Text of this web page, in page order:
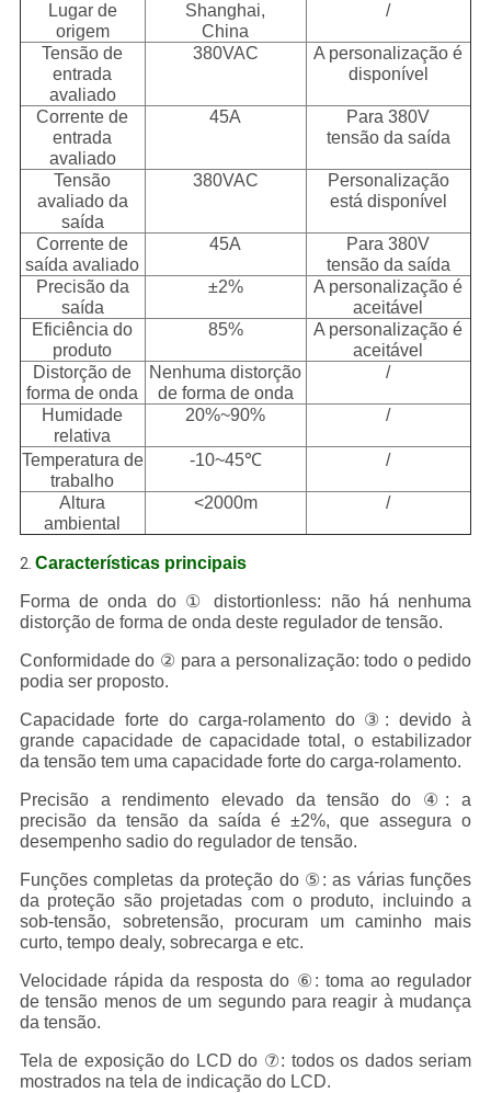
Lugar de
origem
Shanghai,
China
/
Tensão de
entrada
avaliado
380VAC
A personalização é
disponível
Corrente de
entrada
avaliado
45A
Para 380V
tensão da saída
Tensão
avaliado da
saída
380VAC
Personalização
está disponível
Corrente de
saída avaliado
45A
Para 380V
tensão da saída
Precisão da
saída
±2%
A personalização é
aceitável
Eficiência do
produto
85%
A personalização é
aceitável
Distorção de
forma de onda
Nenhuma distorção
de forma de onda
/
Humidade
relativa
20%~90% /
Temperatura de
trabalho
-10~45℃ /
Altura
ambiental
<2000m /
2. Características principais
Forma de onda do ① distortionless: não há nenhuma
distorção de forma de onda deste regulador de tensão.
Conformidade do ② para a personalização: todo o pedido
podia ser proposto.
Capacidade forte do carga-rolamento do ③: devido à
grande capacidade de capacidade total, o estabilizador
da tensão tem uma capacidade forte do carga-rolamento.
Precisão a rendimento elevado da tensão do ④: a
precisão da tensão da saída é ±2%, que assegura o
desempenho sadio do regulador de tensão.
Funções completas da proteção do ⑤: as várias funções
da proteção são projetadas com o produto, incluindo a
sob-tensão, sobretensão, procuram um caminho mais
curto, tempo dealy, sobrecarga e etc.
Velocidade rápida da resposta do ⑥: toma ao regulador
de tensão menos de um segundo para reagir à mudança
da tensão.
Tela de exposição do LCD do ⑦: todos os dados seriam
mostrados na tela de indicação do LCD.